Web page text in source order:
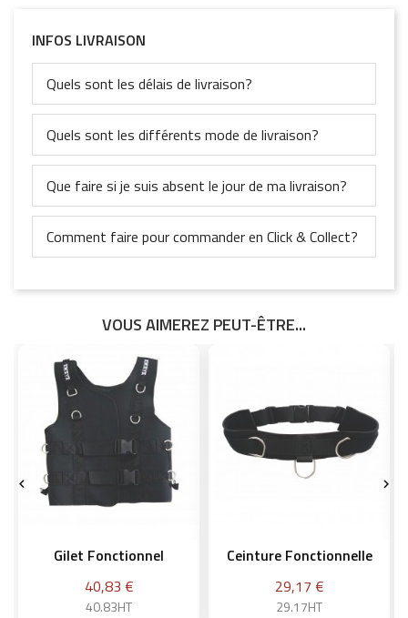
INFOS LIVRAISON
Quels sont les délais de livraison?
Quels sont les différents mode de livraison?
Que faire si je suis absent le jour de ma livraison?
Comment faire pour commander en Click & Collect?
VOUS AIMEREZ PEUT-ÊTRE...
Gilet Fonctionnel
Prix
40,83 €
40.83HT
Ceinture Fonctionnelle
Prix
29,17 €
29.17HT
 